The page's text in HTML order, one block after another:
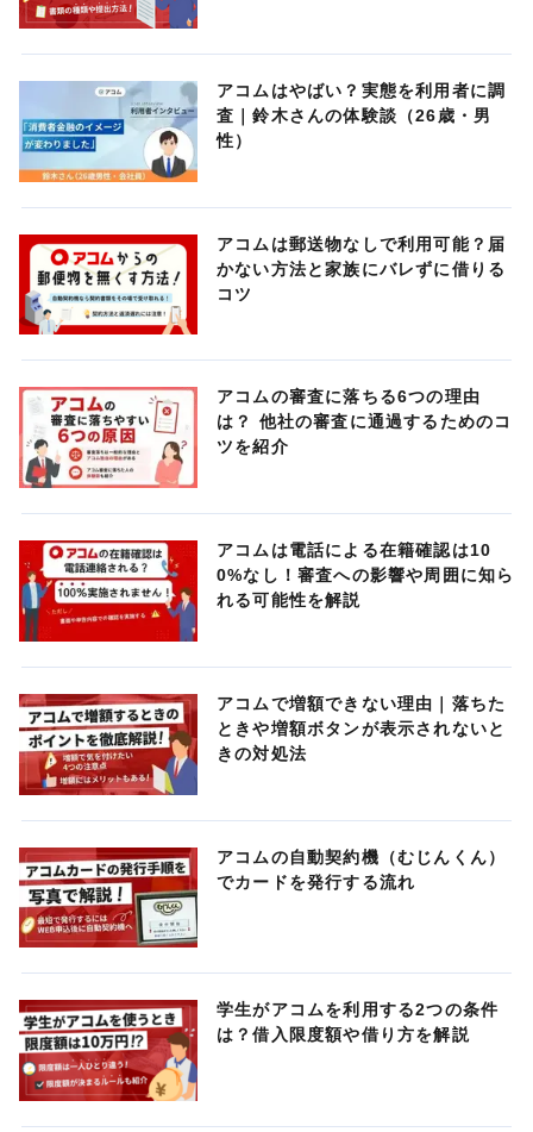
アコムはやばい？実態を利用者に調
査｜鈴木さんの体験談（26歳・男
性）
アコムは郵送物なしで利用可能？届
かない方法と家族にバレずに借りる
コツ
アコムの審査に落ちる6つの理由
は？ 他社の審査に通過するためのコ
ツを紹介
アコムは電話による在籍確認は10
0%なし！審査への影響や周囲に知ら
れる可能性を解説
アコムで増額できない理由｜落ちた
ときや増額ボタンが表示されないと
きの対処法
アコムの自動契約機（むじんくん）
でカードを発行する流れ
学生がアコムを利用する2つの条件
は？借入限度額や借り方を解説